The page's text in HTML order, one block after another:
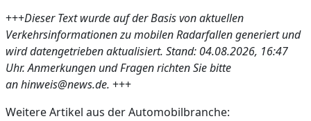
+++Dieser Text wurde auf der Basis von aktuellen
Verkehrsinformationen zu mobilen Radarfallen generiert und
wird datengetrieben aktualisiert. Stand: 04.08.2026, 16:47
Uhr. Anmerkungen und Fragen richten Sie bitte
an hinweis@news.de. +++
Weitere Artikel aus der Automobilbranche: